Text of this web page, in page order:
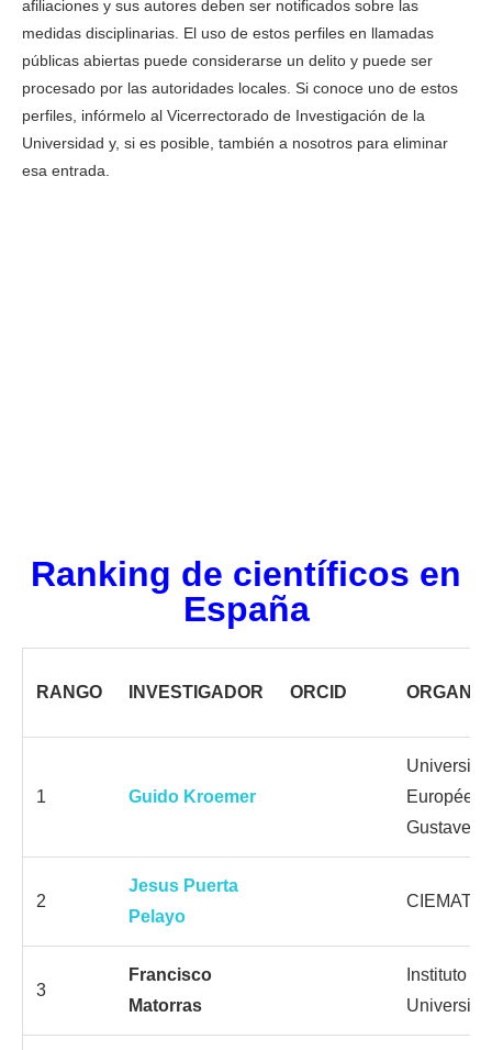
afiliaciones y sus autores deben ser notificados sobre las
medidas disciplinarias. El uso de estos perfiles en llamadas
públicas abiertas puede considerarse un delito y puede ser
procesado por las autoridades locales. Si conoce uno de estos
perfiles, infórmelo al Vicerrectorado de Investigación de la
Universidad y, si es posible, también a nosotros para eliminar
esa entrada.
Ranking de científicos en
España
RANGO INVESTIGADOR ORCID
1 Guido Kroemer
Européen
Gustave
2
Jesus Puerta
Pelayo
CIEMAT
3
Francisco
Matorras
Instituto